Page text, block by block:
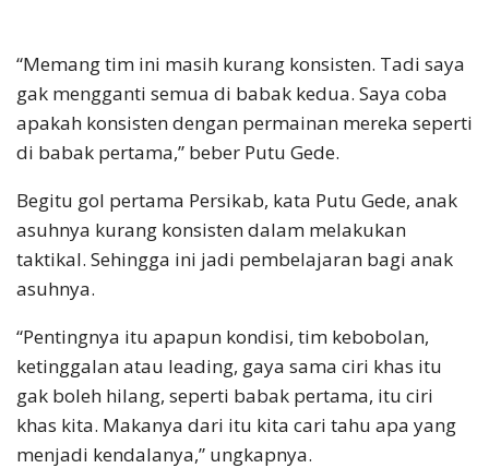
“Memang tim ini masih kurang konsisten. Tadi saya
gak mengganti semua di babak kedua. Saya coba
apakah konsisten dengan permainan mereka seperti
di babak pertama,” beber Putu Gede.
Begitu gol pertama Persikab, kata Putu Gede, anak
asuhnya kurang konsisten dalam melakukan
taktikal. Sehingga ini jadi pembelajaran bagi anak
asuhnya.
“Pentingnya itu apapun kondisi, tim kebobolan,
ketinggalan atau leading, gaya sama ciri khas itu
gak boleh hilang, seperti babak pertama, itu ciri
khas kita. Makanya dari itu kita cari tahu apa yang
menjadi kendalanya,” ungkapnya.